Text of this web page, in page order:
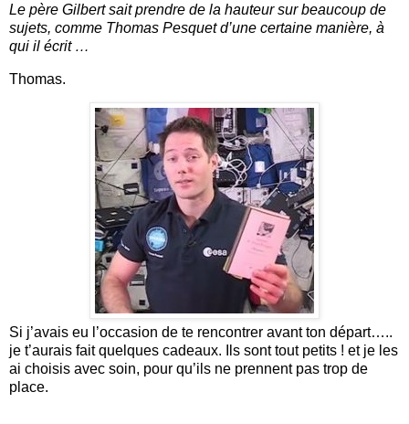
Le père Gilbert sait prendre de la hauteur sur beaucoup de
sujets, comme Thomas Pesquet d’une certaine manière, à
qui il écrit …
Thomas.
Si j’avais eu l’occasion de te rencontrer avant ton départ…..
je t’aurais fait quelques cadeaux. Ils sont tout petits ! et je les
ai choisis avec soin, pour qu’ils ne prennent pas trop de
place.